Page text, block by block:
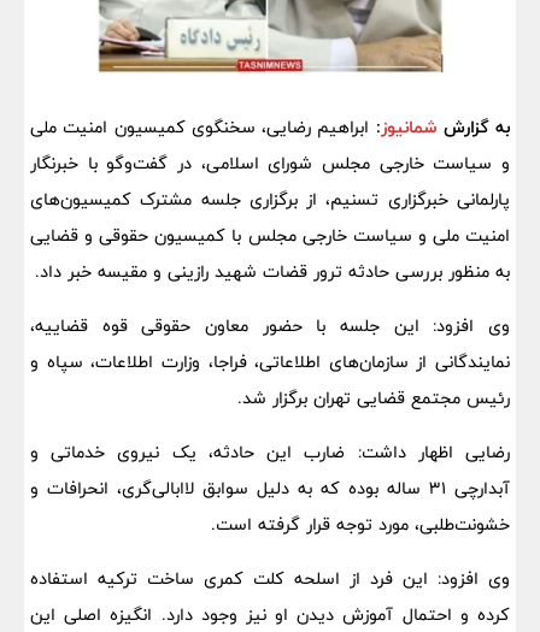
به گزارش شمانیوز: ابراهیم رضایی، سخنگوی کمیسیون امنیت ملی
و سیاست خارجی مجلس شورای اسلامی، در گفت‌وگو با خبرنگار
پارلمانی خبرگزاری تسنیم، از برگزاری جلسه مشترک کمیسیون‌های
امنیت ملی و سیاست خارجی مجلس با کمیسیون حقوقی و قضایی
به منظور بررسی حادثه ترور قضات شهید رازینی و مقیسه خبر داد.
وی افزود: این جلسه با حضور معاون حقوقی قوه قضاییه،
نمایندگانی از سازمان‌های اطلاعاتی، فراجا، وزارت اطلاعات، سپاه و
رئیس مجتمع قضایی تهران برگزار شد.
رضایی اظهار داشت: ضارب این حادثه، یک نیروی خدماتی و
آبدارچی 31 ساله بوده که به دلیل سوابق لاابالی‌گری، انحرافات و
خشونت‌طلبی، مورد توجه قرار گرفته است.
وی افزود: این فرد از اسلحه کلت کمری ساخت ترکیه استفاده
کرده و احتمال آموزش دیدن او نیز وجود دارد. انگیزه اصلی این